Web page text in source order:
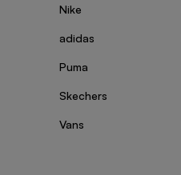
Nike
adidas
Puma
Skechers
Vans